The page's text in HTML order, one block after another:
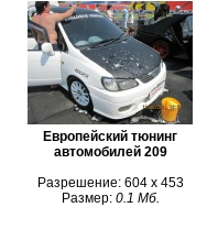
Европейский тюнинг
автомобилей 209
Разрешение: 604 x 453
Размер: 0.1 Мб.